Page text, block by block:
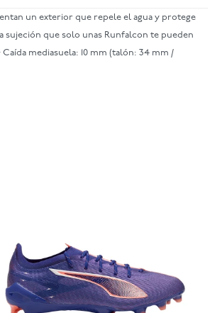
un exterior que repele el agua y protege
sujeción que solo unas Runfalcon te pueden
mediasuela: 10 mm (talón: 34 mm /